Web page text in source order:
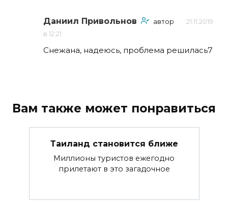
Даниил Привольнов автор
21.11.2019
в 12:21
Снежана, надеюсь, проблема решилась7
Вам также может понравиться
Таиланд становится ближе
Миллионы туристов ежегодно
прилетают в это загадочное